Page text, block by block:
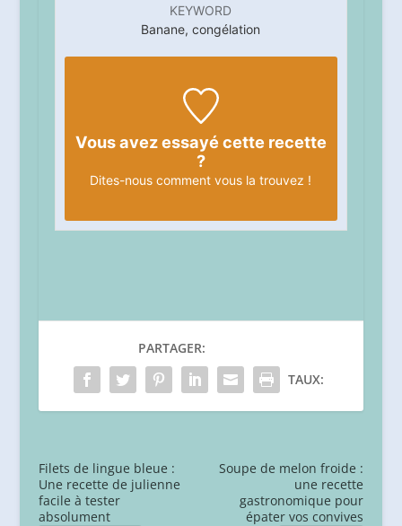
KEYWORD
Banane, congélation
Vous avez essayé cette recette
?
Dites-nous comment vous la trouvez !
PARTAGER:
TAUX:
Filets de lingue bleue :
Une recette de julienne
facile à tester
absolument
Soupe de melon froide :
une recette
gastronomique pour
épater vos convives